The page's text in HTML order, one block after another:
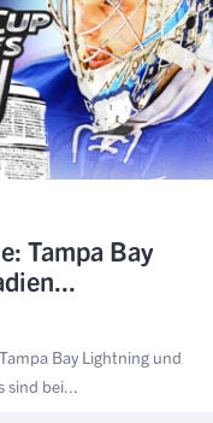
Tampa Bay
Bay Lightning und
sind bei...